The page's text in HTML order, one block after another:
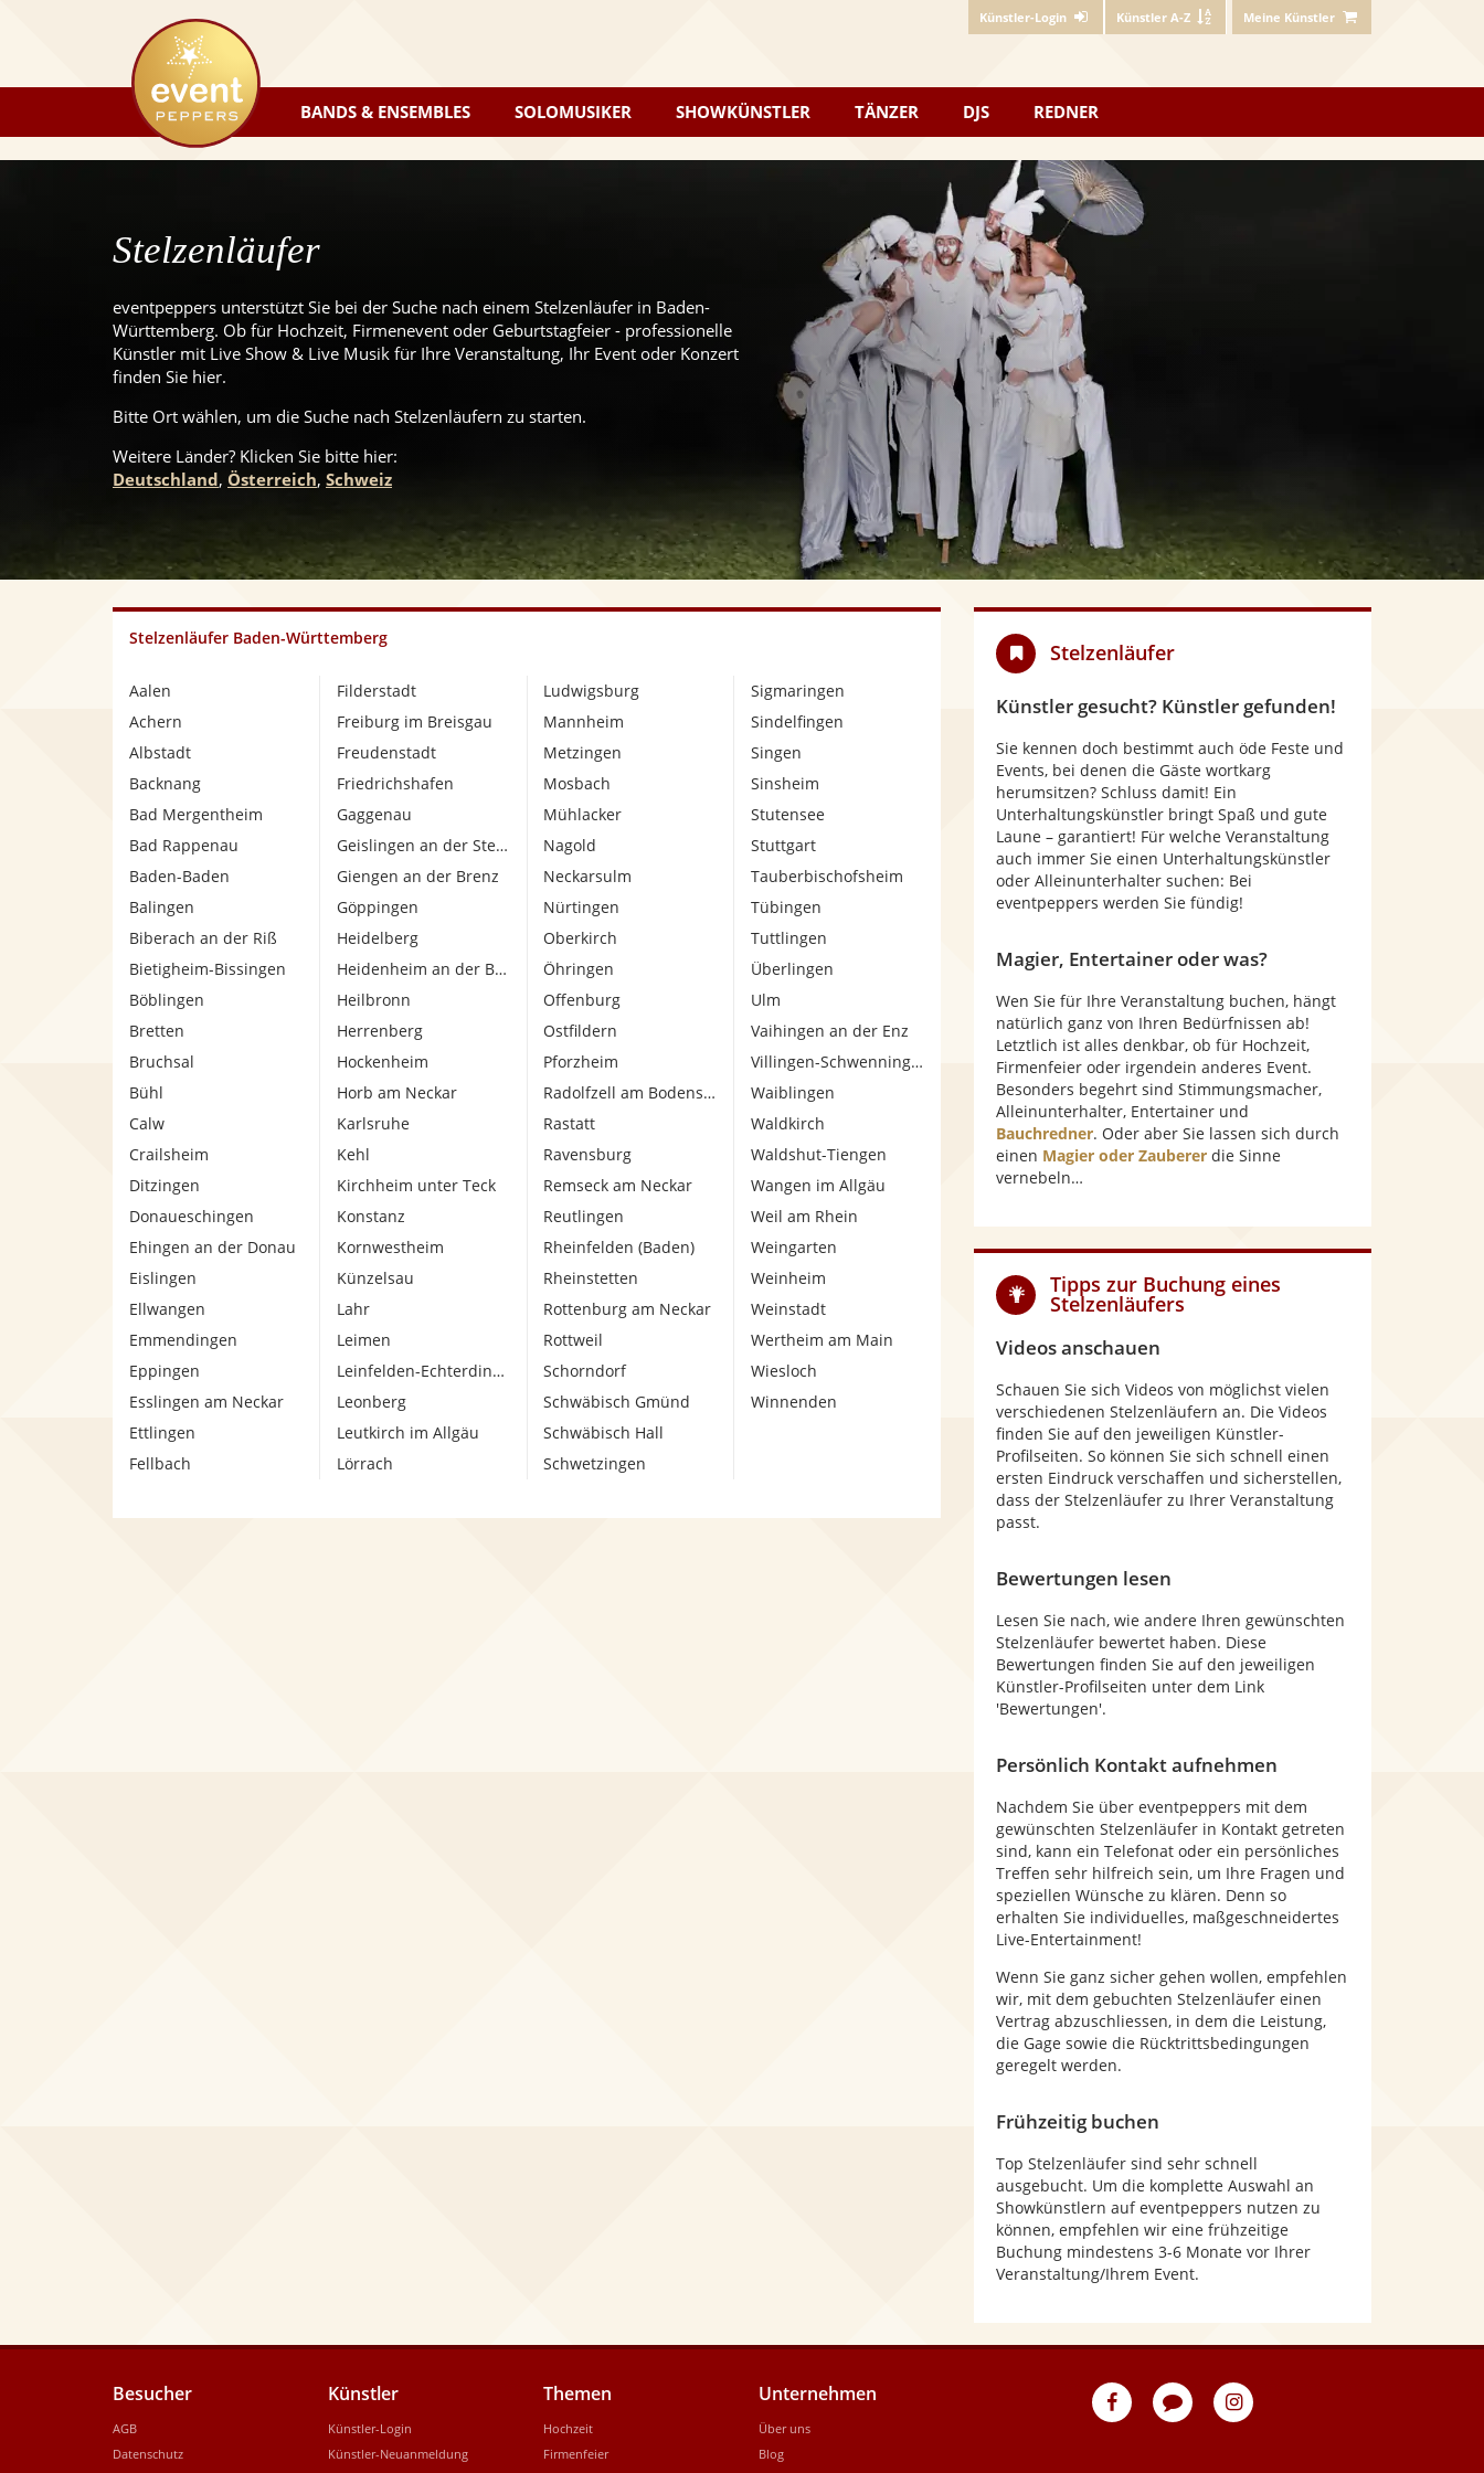
Künstler-Login Künstler A-Z Meine Künstler
eventpeppers
BANDS & ENSEMBLES SOLOMUSIKER SHOWKÜNSTLER TÄNZER DJS REDNER
Stelzenläufer
eventpeppers unterstützt Sie bei der Suche nach einem Stelzenläufer in Baden-
Württemberg. Ob für Hochzeit, Firmenevent oder Geburtstagfeier - professionelle
Künstler mit Live Show & Live Musik für Ihre Veranstaltung, Ihr Event oder Konzert
finden Sie hier.
Bitte Ort wählen, um die Suche nach Stelzenläufern zu starten.
Weitere Länder? Klicken Sie bitte hier:
Deutschland, Österreich, Schweiz
Stelzenläufer Baden-Württemberg
Aalen
Achern
Albstadt
Backnang
Bad Mergentheim
Bad Rappenau
Baden-Baden
Balingen
Biberach an der Riß
Bietigheim-Bissingen
Böblingen
Bretten
Bruchsal
Bühl
Calw
Crailsheim
Ditzingen
Donaueschingen
Ehingen an der Donau
Eislingen
Ellwangen
Emmendingen
Eppingen
Esslingen am Neckar
Ettlingen
Fellbach
Filderstadt
Freiburg im Breisgau
Freudenstadt
Friedrichshafen
Gaggenau
Geislingen an der Steige
Giengen an der Brenz
Göppingen
Heidelberg
Heidenheim an der Brenz
Heilbronn
Herrenberg
Hockenheim
Horb am Neckar
Karlsruhe
Kehl
Kirchheim unter Teck
Konstanz
Kornwestheim
Künzelsau
Lahr
Leimen
Leinfelden-Echterdingen
Leonberg
Leutkirch im Allgäu
Lörrach
Ludwigsburg
Mannheim
Metzingen
Mosbach
Mühlacker
Nagold
Neckarsulm
Nürtingen
Oberkirch
Öhringen
Offenburg
Ostfildern
Pforzheim
Radolfzell am Bodensee
Rastatt
Ravensburg
Remseck am Neckar
Reutlingen
Rheinfelden (Baden)
Rheinstetten
Rottenburg am Neckar
Rottweil
Schorndorf
Schwäbisch Gmünd
Schwäbisch Hall
Schwetzingen
Sigmaringen
Sindelfingen
Singen
Sinsheim
Stutensee
Stuttgart
Tauberbischofsheim
Tübingen
Tuttlingen
Überlingen
Ulm
Vaihingen an der Enz
Villingen-Schwenningen
Waiblingen
Waldkirch
Waldshut-Tiengen
Wangen im Allgäu
Weil am Rhein
Weingarten
Weinheim
Weinstadt
Wertheim am Main
Wiesloch
Winnenden
Stelzenläufer
Künstler gesucht? Künstler gefunden!
Sie kennen doch bestimmt auch öde Feste und
Events, bei denen die Gäste wortkarg
herumsitzen? Schluss damit! Ein
Unterhaltungskünstler bringt Spaß und gute
Laune – garantiert! Für welche Veranstaltung
auch immer Sie einen Unterhaltungskünstler
oder Alleinunterhalter suchen: Bei
eventpeppers werden Sie fündig!
Magier, Entertainer oder was?
Wen Sie für Ihre Veranstaltung buchen, hängt
natürlich ganz von Ihren Bedürfnissen ab!
Letztlich ist alles denkbar, ob für Hochzeit,
Firmenfeier oder irgendein anderes Event.
Besonders begehrt sind Stimmungsmacher,
Alleinunterhalter, Entertainer und
Bauchredner. Oder aber Sie lassen sich durch
einen Magier oder Zauberer die Sinne
vernebeln…
Tipps zur Buchung eines
Stelzenläufers
Videos anschauen
Schauen Sie sich Videos von möglichst vielen
verschiedenen Stelzenläufern an. Die Videos
finden Sie auf den jeweiligen Künstler-
Profilseiten. So können Sie sich schnell einen
ersten Eindruck verschaffen und sicherstellen,
dass der Stelzenläufer zu Ihrer Veranstaltung
passt.
Bewertungen lesen
Lesen Sie nach, wie andere Ihren gewünschten
Stelzenläufer bewertet haben. Diese
Bewertungen finden Sie auf den jeweiligen
Künstler-Profilseiten unter dem Link
'Bewertungen'.
Persönlich Kontakt aufnehmen
Nachdem Sie über eventpeppers mit dem
gewünschten Stelzenläufer in Kontakt getreten
sind, kann ein Telefonat oder ein persönliches
Treffen sehr hilfreich sein, um Ihre Fragen und
speziellen Wünsche zu klären. Denn so
erhalten Sie individuelles, maßgeschneidertes
Live-Entertainment!
Wenn Sie ganz sicher gehen wollen, empfehlen
wir, mit dem gebuchten Stelzenläufer einen
Vertrag abzuschliessen, in dem die Leistung,
die Gage sowie die Rücktrittsbedingungen
geregelt werden.
Frühzeitig buchen
Top Stelzenläufer sind sehr schnell
ausgebucht. Um die komplette Auswahl an
Showkünstlern auf eventpeppers nutzen zu
können, empfehlen wir eine frühzeitige
Buchung mindestens 3-6 Monate vor Ihrer
Veranstaltung/Ihrem Event.
eventpeppersBlog
eventpeppers
Besucher
AGB
Datenschutz
Künstler
Künstler-Login
Künstler-Neuanmeldung
Themen
Hochzeit
Firmenfeier
Unternehmen
Über uns
Blog